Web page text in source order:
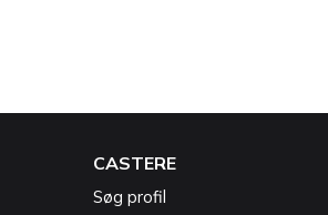
CASTERE
Søg profil